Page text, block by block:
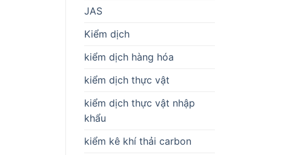
JAS
Kiểm dịch
kiểm dịch hàng hóa
kiểm dịch thực vật
kiểm dịch thực vật nhập
khẩu
kiểm kê khí thải carbon